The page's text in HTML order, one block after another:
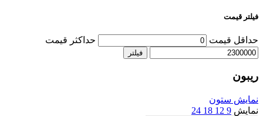
فیلتر قیمت
حداقل قیمت حداکثر قیمت
فیلتر
ریبون
نمایش ستون
نمایش 9
12
18
24